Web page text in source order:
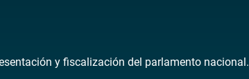
y fiscalización del parlamento nacional.